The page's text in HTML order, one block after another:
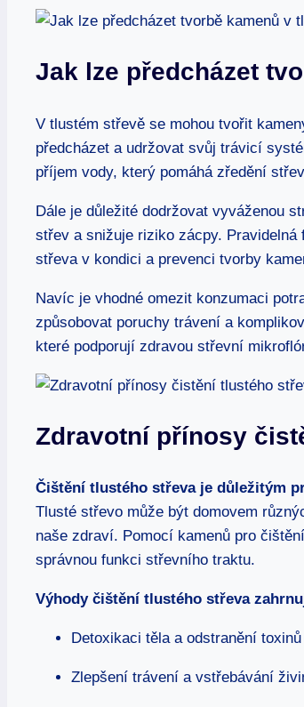
Jak lze předcházet
V tlustém střevě se mohou tvořit
předcházet a udržovat svůj trávicí
příjem vody, který pomáhá zředění
Dále je důležité dodržovat vyváženou
střev a snižuje riziko zácpy.
střeva v kondici a prevenci tvorby
Navíc je vhodné omezit konzumaci
způsobovat poruchy trávení a
které podporují zdravou střevní
Zdravotní přínosy
Čištění tlustého střeva je důležitým
Tlusté střevo může být domovem
naše zdraví. Pomocí kamenů pro
správnou funkci střevního traktu.
Výhody čištění tlustého střeva
Detoxikaci těla a odstranění toxinů
Zlepšení trávení a vstřebávání